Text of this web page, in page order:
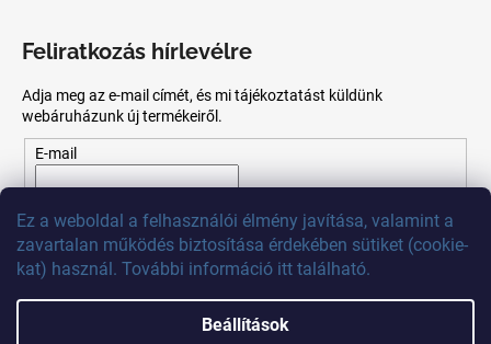
Ez a weboldal a felhasználói élmény javítása, valamint a
zavartalan működés biztosítása érdekében sütiket (cookie-
kat) használ. További információ itt található.
Beállítások
Feliratkozás hírlevélre
Adja meg az e-mail címét, és mi tájékoztatást küldünk
webáruházunk új termékeiről.
E-mail
szabályzatot.
FELIRATKOZÁS